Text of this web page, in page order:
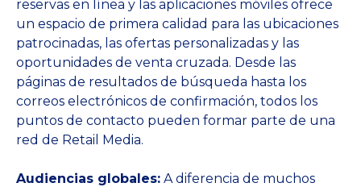
reservas en línea y las aplicaciones móviles ofrece
un espacio de primera calidad para las ubicaciones
patrocinadas, las ofertas personalizadas y las
oportunidades de venta cruzada. Desde las
páginas de resultados de búsqueda hasta los
correos electrónicos de confirmación, todos los
puntos de contacto pueden formar parte de una
red de Retail Media.
Audiencias globales: A diferencia de muchos